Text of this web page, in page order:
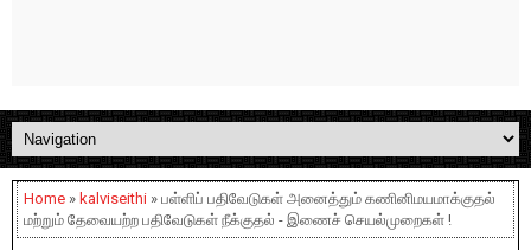
Home » kalviseithi » பள்ளிப் பதிவேடுகள் அனைத்தும் கணினிமயமாக்குதல்
மற்றும் தேவையற்ற பதிவேடுகள் நீக்குதல் - இணைச் செயல்முறைகள் !